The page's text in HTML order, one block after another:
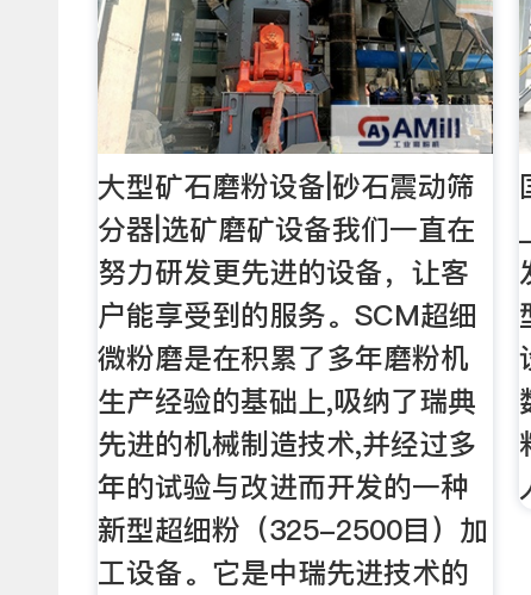
大型矿石磨粉设备|砂石震动筛
分器|选矿磨矿设备我们一直在
努力研发更先进的设备，让客
户能享受到的服务。SCM超细
微粉磨是在积累了多年磨粉机
生产经验的基础上,吸纳了瑞典
先进的机械制造技术,并经过多
年的试验与改进而开发的一种
新型超细粉（325-2500目）加
工设备。它是中瑞先进技术的